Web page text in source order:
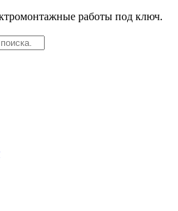
работы под ключ.